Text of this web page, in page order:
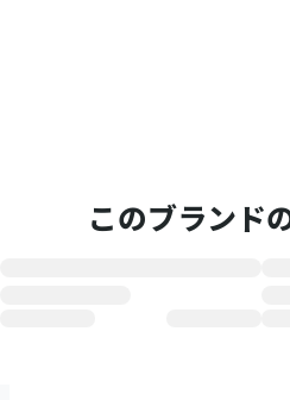
このブランド